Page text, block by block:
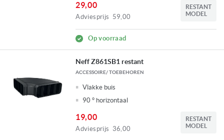
29,00
Adviesprijs 59,00
RESTANT
MODEL
Op voorraad
Neff Z861SB1 restant
ACCESSOIRE/ TOEBEHOREN
Vlakke buis
90 ° horizontaal
19,00
Adviesprijs 36,00
RESTANT
MODEL